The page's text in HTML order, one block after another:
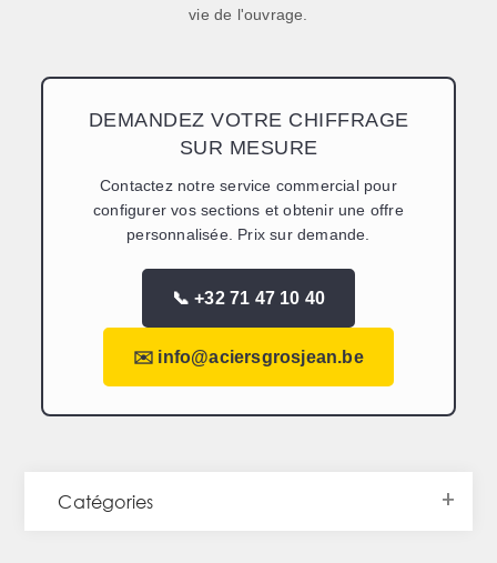
vie de l'ouvrage.
DEMANDEZ VOTRE CHIFFRAGE
SUR MESURE
Contactez notre service commercial pour
configurer vos sections et obtenir une offre
personnalisée. Prix sur demande.
📞 +32 71 47 10 40
✉️ info@aciersgrosjean.be
Catégories